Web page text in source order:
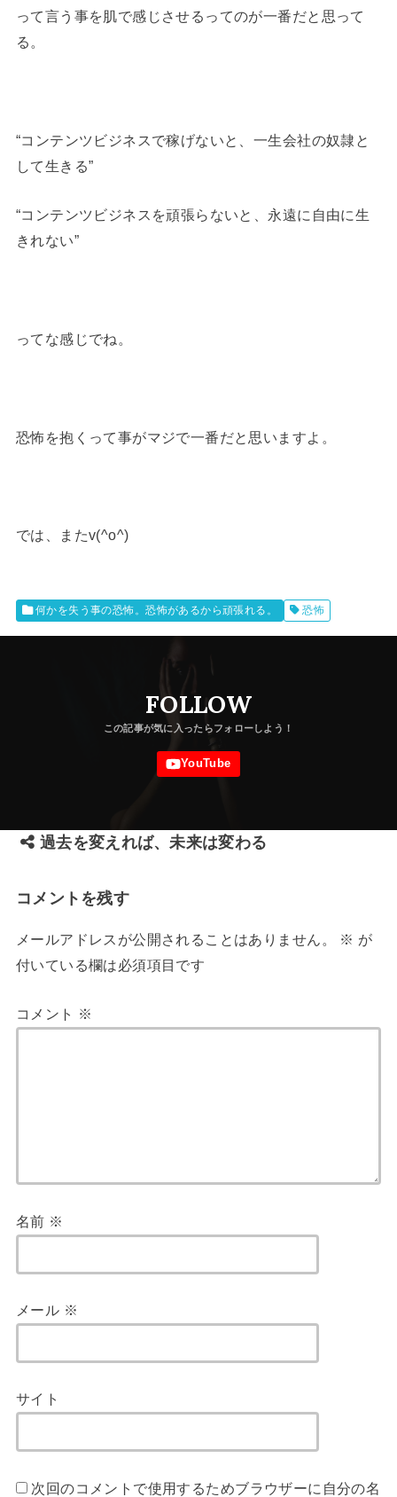
って言う事を肌で感じさせるってのが一番だと思って
る。
“コンテンツビジネスで稼げないと、一生会社の奴隷と
して生きる”
“コンテンツビジネスを頑張らないと、永遠に自由に生
きれない”
ってな感じでね。
恐怖を抱くって事がマジで一番だと思いますよ。
では、またv(^o^)
何かを失う事の恐怖。恐怖があるから頑張れる。 恐怖
FOLLOW
過去を変えれば、未来は変わる
コメントを残す
メールアドレスが公開されることはありません。 ※ が
付いている欄は必須項目です
コメント ※
名前 ※
メール ※
サイト
次回のコメントで使用するためブラウザーに自分の名